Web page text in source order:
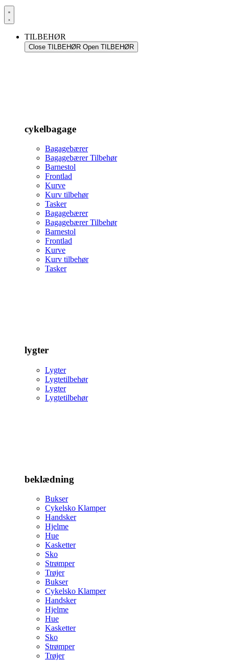
TILBEHØR
Close TILBEHØR Open TILBEHØR
cykelbagage
Bagagebærer
Bagagebærer Tilbehør
Barnestol
Frontlad
Kurve
Kurv tilbehør
Tasker
Bagagebærer
Bagagebærer Tilbehør
Barnestol
Frontlad
Kurve
Kurv tilbehør
Tasker
lygter
Lygter
Lygtetilbehør
Lygter
Lygtetilbehør
beklædning
Bukser
Cykelsko Klamper
Handsker
Hjelme
Hue
Kasketter
Sko
Strømper
Trøjer
Bukser
Cykelsko Klamper
Handsker
Hjelme
Hue
Kasketter
Sko
Strømper
Trøjer